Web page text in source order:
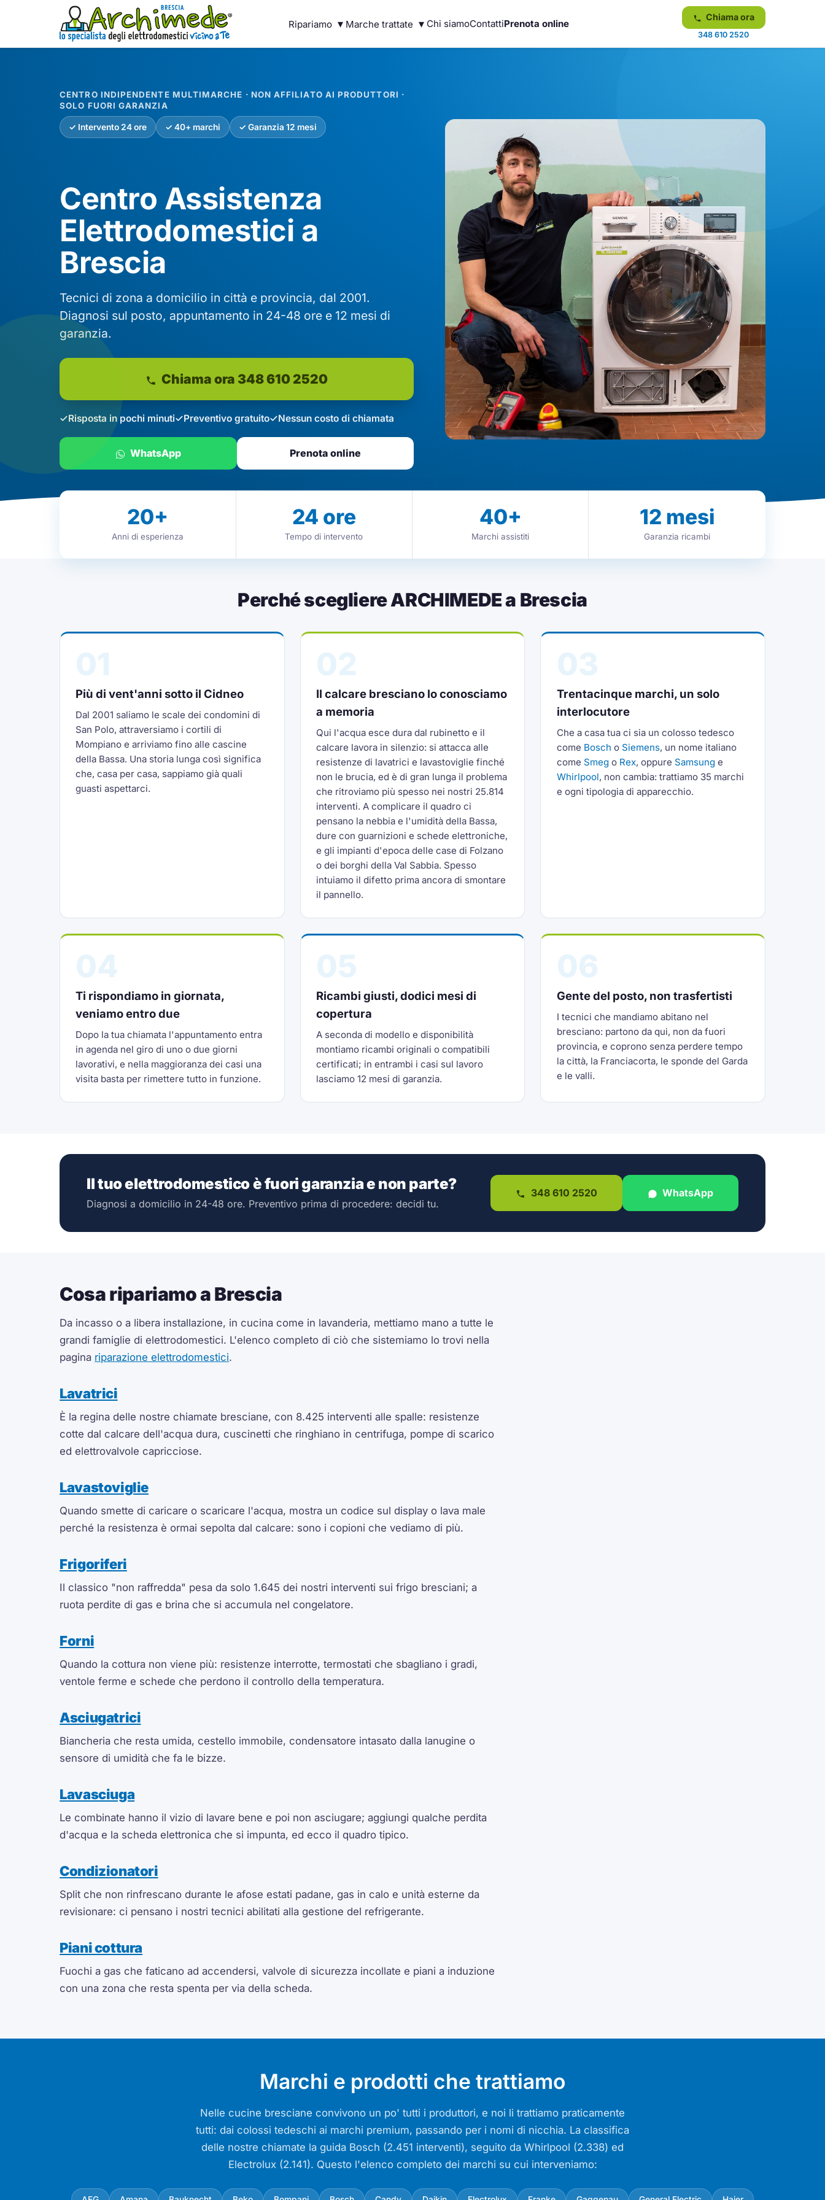
Ripariamo ▾ Marche trattate ▾ Chi siamoContattiPrenota online
Chiama ora
348 610 2520
CENTRO INDIPENDENTE MULTIMARCHE · NON AFFILIATO AI PRODUTTORI ·
SOLO FUORI GARANZIA
✓ Intervento 24 ore ✓ 40+ marchi ✓ Garanzia 12 mesi
Centro Assistenza
Elettrodomestici a
Brescia
Tecnici di zona a domicilio in città e provincia, dal 2001.
Diagnosi sul posto, appuntamento in 24-48 ore e 12 mesi di
garanzia.
Chiama ora 348 610 2520
Risposta in pochi minuti Preventivo gratuito Nessun costo di chiamata
WhatsApp Prenota online
20+
Anni di esperienza
24 ore
Tempo di intervento
40+
Marchi assistiti
12 mesi
Garanzia ricambi
Perché scegliere ARCHIMEDE a Brescia
Più di vent'anni sotto il Cidneo
Dal 2001 saliamo le scale dei condomini di
San Polo, attraversiamo i cortili di
Mompiano e arriviamo fino alle cascine
della Bassa. Una storia lunga così significa
che, casa per casa, sappiamo già quali
guasti aspettarci.
Il calcare bresciano lo conosciamo
a memoria
Qui l'acqua esce dura dal rubinetto e il
calcare lavora in silenzio: si attacca alle
resistenze di lavatrici e lavastoviglie finché
non le brucia, ed è di gran lunga il problema
che ritroviamo più spesso nei nostri 25.814
interventi. A complicare il quadro ci
pensano la nebbia e l'umidità della Bassa,
dure con guarnizioni e schede elettroniche,
e gli impianti d'epoca delle case di Folzano
o dei borghi della Val Sabbia. Spesso
intuiamo il difetto prima ancora di smontare
il pannello.
Trentacinque marchi, un solo
interlocutore
Che a casa tua ci sia un colosso tedesco
come Bosch o Siemens, un nome italiano
come Smego Rex, oppure Samsunge
Whirlpool, non cambia: trattiamo 35 marchi
e ogni tipologia di apparecchio.
Ti rispondiamo in giornata,
veniamo entro due
Dopo la tua chiamata l'appuntamento entra
in agenda nel giro di uno o due giorni
lavorativi, e nella maggioranza dei casi una
visita basta per rimettere tutto in funzione.
Ricambi giusti, dodici mesi di
copertura
A seconda di modello e disponibilità
montiamo ricambi originali o compatibili
certificati; in entrambi i casi sul lavoro
lasciamo 12 mesi di garanzia.
Gente del posto, non trasfertisti
I tecnici che mandiamo abitano nel
bresciano: partono da qui, non da fuori
provincia, e coprono senza perdere tempo
la città, la Franciacorta, le sponde del Garda
e le valli.
Il tuo elettrodomestico è fuori garanzia e non parte?
Diagnosi a domicilio in 24-48 ore. Preventivo prima di procedere: decidi tu.
348 610 2520 WhatsApp
Cosa ripariamo a Brescia
Da incasso o a libera installazione, in cucina come in lavanderia, mettiamo mano a tutte le
grandi famiglie di elettrodomestici. L'elenco completo di ciò che sistemiamo lo trovi nella
pagina riparazione elettrodomestici.
Lavatrici
È la regina delle nostre chiamate bresciane, con 8.425 interventi alle spalle: resistenze
cotte dal calcare dell'acqua dura, cuscinetti che ringhiano in centrifuga, pompe di scarico
ed elettrovalvole capricciose.
Lavastoviglie
Quando smette di caricare o scaricare l'acqua, mostra un codice sul display o lava male
perché la resistenza è ormai sepolta dal calcare: sono i copioni che vediamo di più.
Frigoriferi
Il classico "non raffredda" pesa da solo 1.645 dei nostri interventi sui frigo bresciani; a
ruota perdite di gas e brina che si accumula nel congelatore.
Forni
Quando la cottura non viene più: resistenze interrotte, termostati che sbagliano i gradi,
ventole ferme e schede che perdono il controllo della temperatura.
Asciugatrici
Biancheria che resta umida, cestello immobile, condensatore intasato dalla lanugine o
sensore di umidità che fa le bizze.
Lavasciuga
Le combinate hanno il vizio di lavare bene e poi non asciugare; aggiungi qualche perdita
d'acqua e la scheda elettronica che si impunta, ed ecco il quadro tipico.
Condizionatori
Split che non rinfrescano durante le afose estati padane, gas in calo e unità esterne da
revisionare: ci pensano i nostri tecnici abilitati alla gestione del refrigerante.
Piani cottura
Fuochi a gas che faticano ad accendersi, valvole di sicurezza incollate e piani a induzione
con una zona che resta spenta per via della scheda.
Marchi e prodotti che trattiamo
Nelle cucine bresciane convivono un po' tutti i produttori, e noi li trattiamo praticamente
tutti: dai colossi tedeschi ai marchi premium, passando per i nomi di nicchia. La classifica
delle nostre chiamate la guida Bosch (2.451 interventi), seguito da Whirlpool (2.338) ed
Electrolux (2.141). Questo l'elenco completo dei marchi su cui interveniamo: